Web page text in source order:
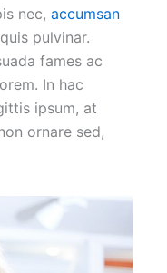
nec, accumsan
pulvinar.
fames ac
In hac
ipsum, at
ornare sed,